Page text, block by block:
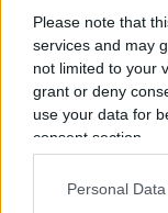
Please note that
services and may
not limited to your
grant or deny
use your data for
consent section.
Personal
soggetti,
essere scritto,
Emblematico è
Dopo l’assalto
decise di